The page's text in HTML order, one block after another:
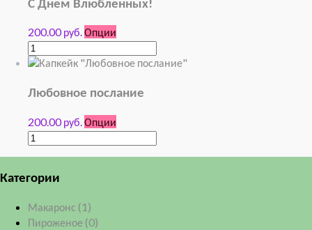
200.00 руб.Опции
Любовное послание
200.00 руб. Опции
Категории
Макаронс (1)
Пироженое (0)